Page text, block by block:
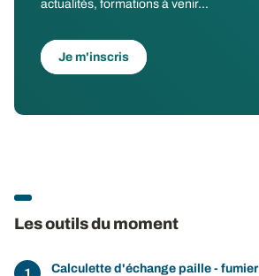
actualités, formations à venir...
Je m'inscris
Les outils du moment
Calculette d'échange paille - fumier